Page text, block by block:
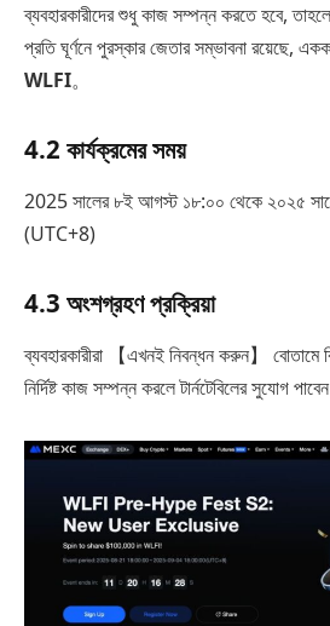
ব্যবহারকারীদের শুধু কাজ সম্পন্ন করতে হবে, তাহলে
প্রতি ঘূর্ণনে পুরস্কার জেতার সম্ভাবনা রয়েছে, একক
WLFI。
4.2 কার্যক্রমের সময়
2025 সালের ৮ই আগস্ট ১৮:০০ থেকে ২০২৫
(UTC+8)
4.3 অংশগ্রহণ প্রক্রিয়া
ব্যবহারকারীরা 【এখনই নিবন্ধন করুন】 বোতামে
নির্দিষ্ট কাজ সম্পন্ন করলে টার্নটেবিলের সুযোগ